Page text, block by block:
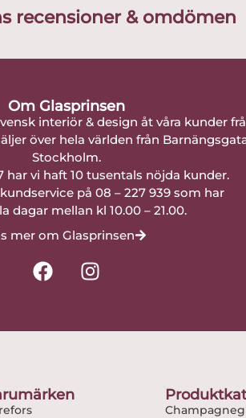
recensioner & omdömen
Om Glasprinsen
interiör & design åt våra kunder
över hela världen från
Stockholm.
har vi haft 10 tusentals nöjda kunder.
på 08 – 227 939 som har
dagar mellan kl 10.00 – 21.00.
mer om Glasprinsen
F
a
k
I
n